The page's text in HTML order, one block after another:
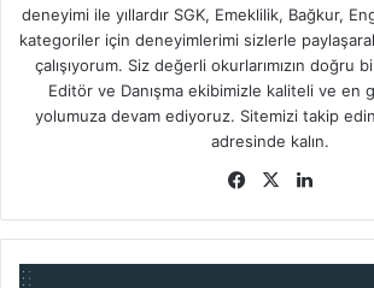
deneyimi ile yıllardır SGK, Emeklilik, Bağkur,
kategoriler için deneyimlerimi sizlerle
çalışıyorum. Siz değerli okurlarımızın doğru
Editör ve Danışma ekibimizle kaliteli ve en
yolumuza devam ediyoruz. Sitemizi takip
adresinde kalın.
Facebook
X
Depremden